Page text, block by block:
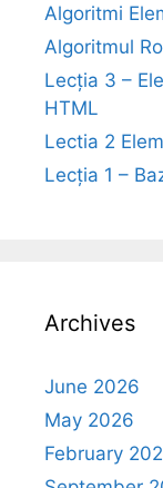
Algoritmi
Algoritmul
Lecția 3 –
HTML
Lectia 2
Lecția 1 –
Archives
June 2026
May 2026
February